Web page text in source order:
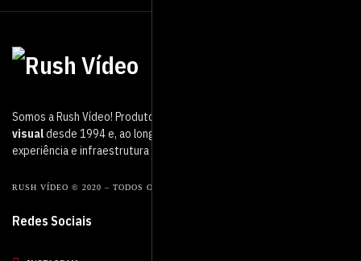
Somos a Rush Vídeo! Produtora de vídeo que atua no mercado
visualdesde 1994 e, ao longo desse período, adquirimos muita
experiência e infraestrutura de ponta.
RUSH VÍDEO © 2020 – TODOS OS DIREITOS RESERVADOS.
Redes Sociais